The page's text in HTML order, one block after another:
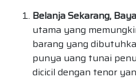
Belanja Sekarang,
utama yang
barang yang
punya uang tunai
dicicil dengan tenor